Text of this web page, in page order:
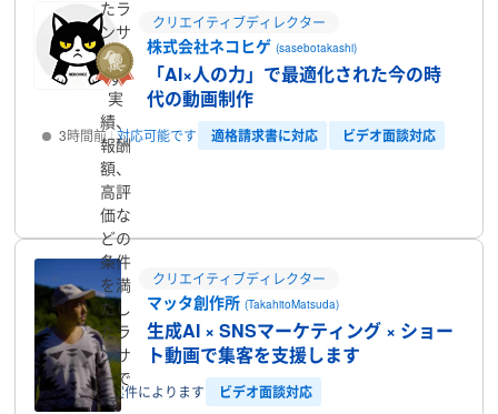
たラ
ンサ
ーで
す
クリエイティブディレクター
株式会社ネコヒゲ(sasebotakashi)
「AI×人の力」で最適化された今の時
代の動画制作
3時間前 対応可能です 適格請求書に対応 ビデオ面談対応
実
績、
報酬
額、
高評
価な
どの
条件
を満
たし
たラ
ンサ
ーで
す
クリエイティブディレクター
マッタ創作所(TakahitoMatsuda)
生成AI × SNSマーケティング × ショー
ト動画で集客を支援します
46分前 案件によります ビデオ面談対応